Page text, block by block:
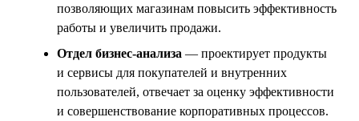
позволяющих магазинам повысить эффективность
работы и увеличить продажи.
Отдел бизнес-анализа — проектирует продукты
и сервисы для покупателей и внутренних
пользователей, отвечает за оценку эффективности
и совершенствование корпоративных процессов.